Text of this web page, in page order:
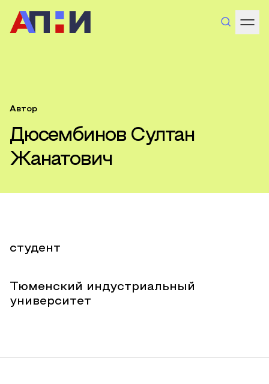
Автор
Дюсембинов Султан
Жанатович
студент
Тюменский индустриальный
университет